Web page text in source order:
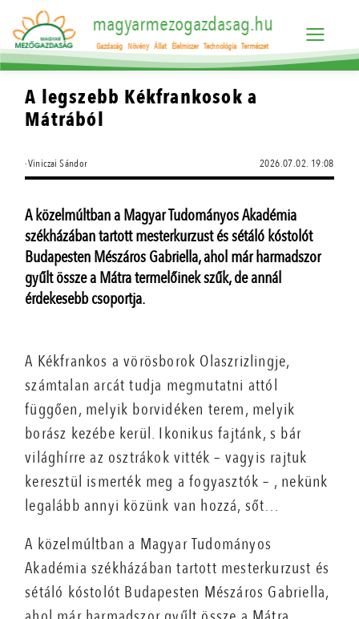
magyarmezogazdasag.hu
Gazdaság Növény Állat Élelmiszer Technológia Természet
A legszebb Kékfrankosok a
Mátrából
·Viniczai Sándor 2026.07.02. 19:08
A közelmúltban a Magyar Tudományos Akadémia
székházában tartott mesterkurzust és sétáló kóstolót
Budapesten Mészáros Gabriella, ahol már harmadszor
gyűlt össze a Mátra termelőinek szűk, de annál
érdekesebb csoportja.
A Kékfrankos a vörösborok Olaszrizlingje,
számtalan arcát tudja megmutatni attól
függően, melyik borvidéken terem, melyik
borász kezébe kerül. Ikonikus fajtánk, s bár
világhírre az osztrákok vitték – vagyis rajtuk
keresztül ismerték meg a fogyasztók – , nekünk
legalább annyi közünk van hozzá, sőt…
A közelmúltban a Magyar Tudományos
Akadémia székházában tartott mesterkurzust és
sétáló kóstolót Budapesten Mészáros Gabriella,